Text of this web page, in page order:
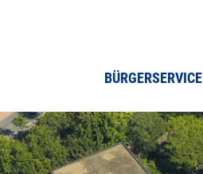
BÜRGERSERVICE